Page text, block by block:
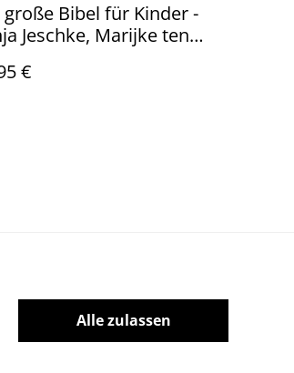
große Bibel für Kinder -
Jeschke, Marijke ten
€
Alle zulassen